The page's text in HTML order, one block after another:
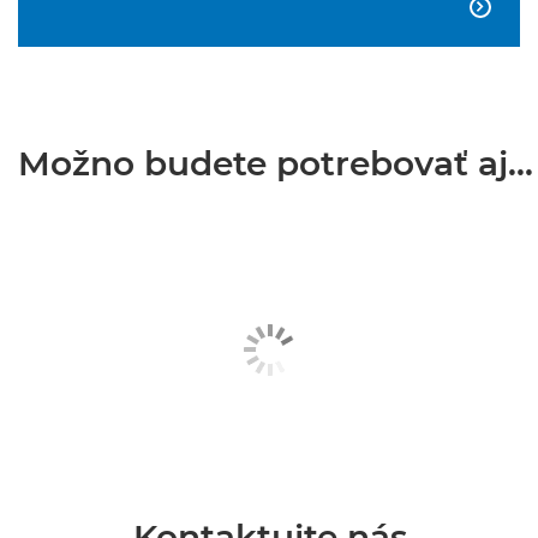

Možno budete potrebovať aj...